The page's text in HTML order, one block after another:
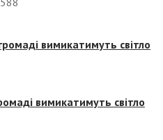
вимикатимуть світло
вимикатимуть світло